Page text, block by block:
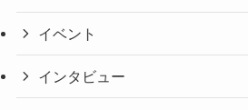
イベント
インタビュー